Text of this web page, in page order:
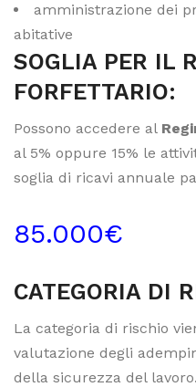
amministrazione dei
abitative
SOGLIA PER IL
FORFETTARIO:
Possono accedere al
al 5% oppure 15% le
soglia di ricavi annuale
85.000€
CATEGORIA DI
La categoria di rischio
valutazione degli
della sicurezza del lavoro.